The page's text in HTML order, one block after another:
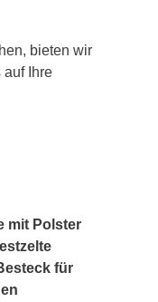
bieten wir
auf Ihre
mit Polster
für